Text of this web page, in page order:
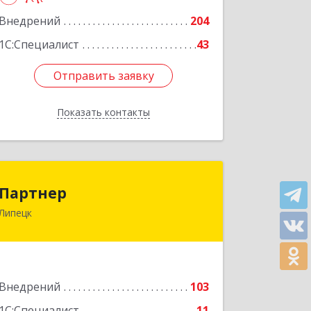
Внедрений
204
1С:Специалист
43
Отправить заявку
Показать контакты
Подробнее
Отправить заявку
Назад
Партнер
Липецк
Внедрений
103
398002, Липецкая обл, г. Липецк,